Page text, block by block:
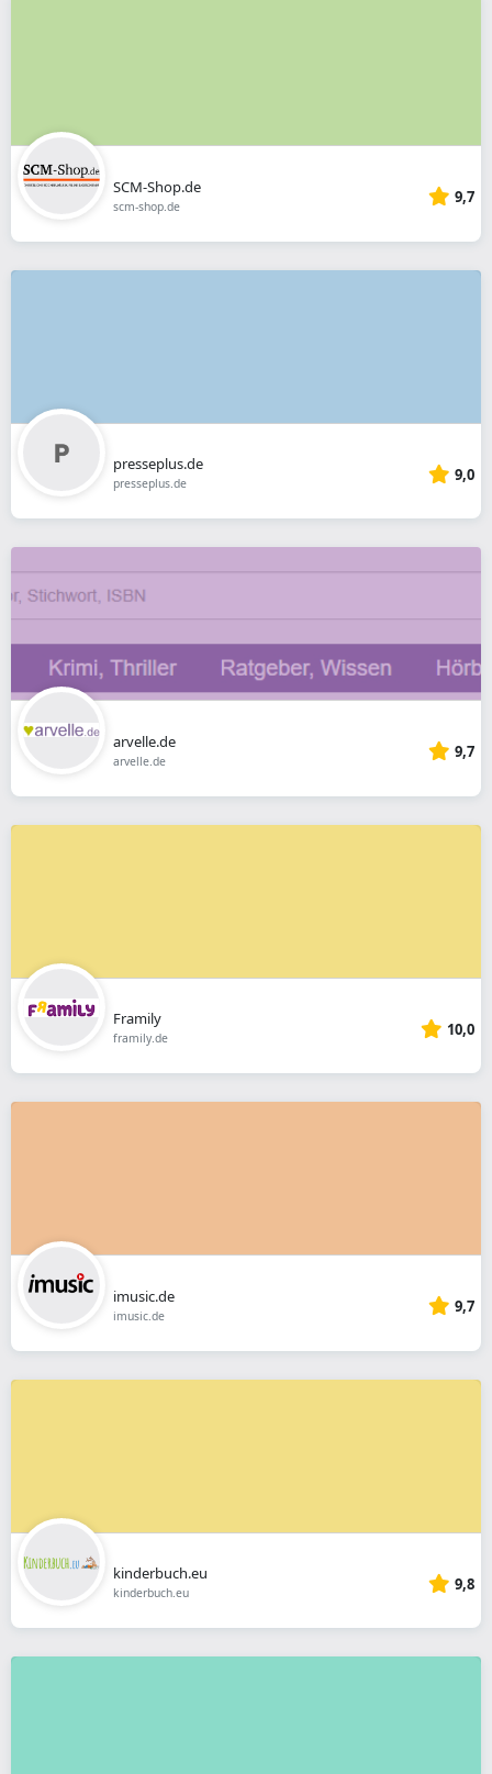
SCM-Shop.de
scm-shop.de 9,7
presseplus.de
presseplus.de 9,0
arvelle.de
arvelle.de 9,7
Framily
framily.de 10,0
imusic.de
imusic.de 9,7
kinderbuch.eu
kinderbuch.eu 9,8